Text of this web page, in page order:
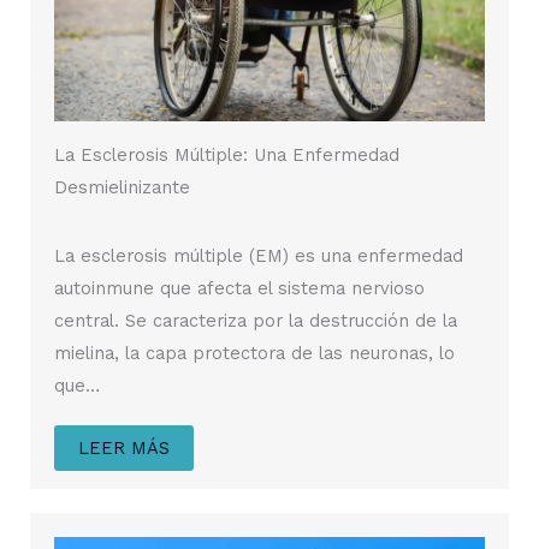
La Esclerosis Múltiple: Una Enfermedad
Desmielinizante
La esclerosis múltiple (EM) es una enfermedad
autoinmune que afecta el sistema nervioso
central. Se caracteriza por la destrucción de la
mielina, la capa protectora de las neuronas, lo
que…
LEER MÁS